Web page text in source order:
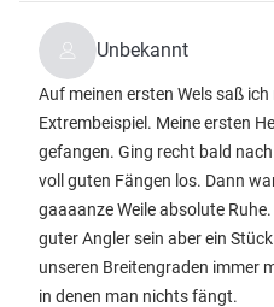
Unbekannt
Auf meinen ersten Wels saß
Extrembeispiel. Meine ersten
gefangen. Ging recht bald
voll guten Fängen los. Dann
gaaaanze Weile absolute
guter Angler sein aber ein
unseren Breitengraden immer
in denen man nichts fängt.